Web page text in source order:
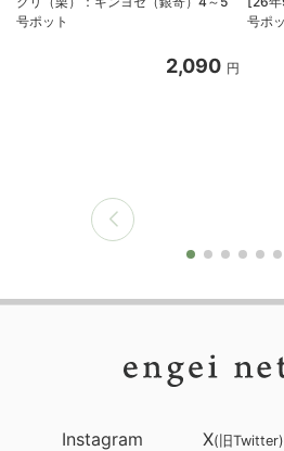
号ポット
2,090 円
号ポ
Instagram X(旧Twitter)